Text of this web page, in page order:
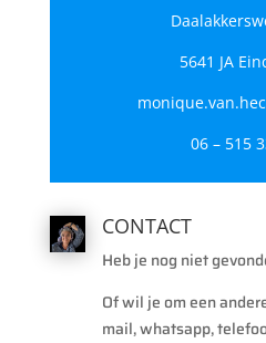
5641 JA
06 – 515
CONTACT
Heb je nog niet
Of wil je om een
mail, whatsapp,